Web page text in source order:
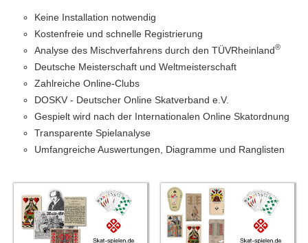
Keine Installation notwendig
Kostenfreie und schnelle Registrierung
Analyse des Mischverfahrens durch den TÜVRheinland®
Deutsche Meisterschaft und Weltmeisterschaft
Zahlreiche Online-Clubs
DOSKV - Deutscher Online Skatverband e.V.
Gespielt wird nach der Internationalen Online Skatordnung
Transparente Spielanalyse
Umfangreiche Auswertungen, Diagramme und Ranglisten